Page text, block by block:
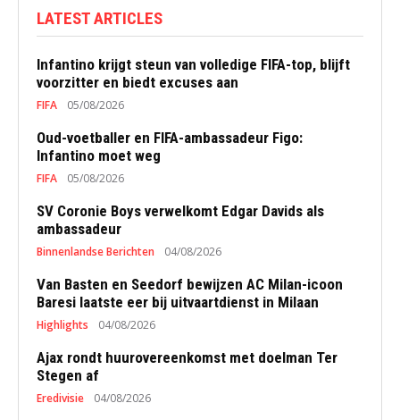
LATEST ARTICLES
Infantino krijgt steun van volledige FIFA-top, blijft
voorzitter en biedt excuses aan
FIFA 05/08/2026
Oud-voetballer en FIFA-ambassadeur Figo:
Infantino moet weg
FIFA 05/08/2026
SV Coronie Boys verwelkomt Edgar Davids als
ambassadeur
Binnenlandse Berichten 04/08/2026
Van Basten en Seedorf bewijzen AC Milan-icoon
Baresi laatste eer bij uitvaartdienst in Milaan
Highlights 04/08/2026
Ajax rondt huurovereenkomst met doelman Ter
Stegen af
Eredivisie 04/08/2026